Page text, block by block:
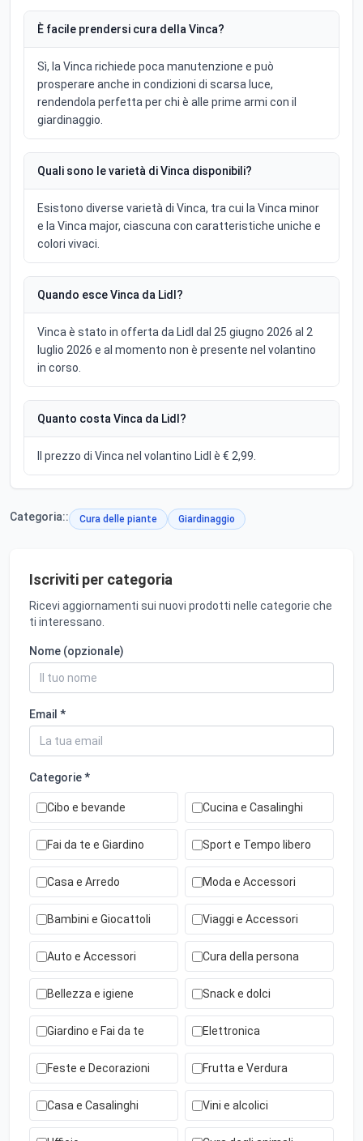
È facile prendersi cura della Vinca?
Sì, la Vinca richiede poca manutenzione e può
prosperare anche in condizioni di scarsa luce,
rendendola perfetta per chi è alle prime armi con il
giardinaggio.
Quali sono le varietà di Vinca disponibili?
Esistono diverse varietà di Vinca, tra cui la Vinca minor
e la Vinca major, ciascuna con caratteristiche uniche e
colori vivaci.
Quando esce Vinca da Lidl?
Vinca è stato in offerta da Lidl dal 25 giugno 2026 al 2
luglio 2026 e al momento non è presente nel volantino
in corso.
Quanto costa Vinca da Lidl?
Il prezzo di Vinca nel volantino Lidl è € 2,99.
Categoria:: Cura delle piante Giardinaggio
Iscriviti per categoria
Ricevi aggiornamenti sui nuovi prodotti nelle categorie che
ti interessano.
Nome (opzionale)
Email *
Categorie *
Cibo e bevande Cucina e Casalinghi
Fai da te e Giardino Sport e Tempo libero
Casa e Arredo Moda e Accessori
Bambini e Giocattoli Viaggi e Accessori
Auto e Accessori Cura della persona
Bellezza e igiene Snack e dolci
Giardino e Fai da te Elettronica
Feste e Decorazioni Frutta e Verdura
Casa e Casalinghi Vini e alcolici